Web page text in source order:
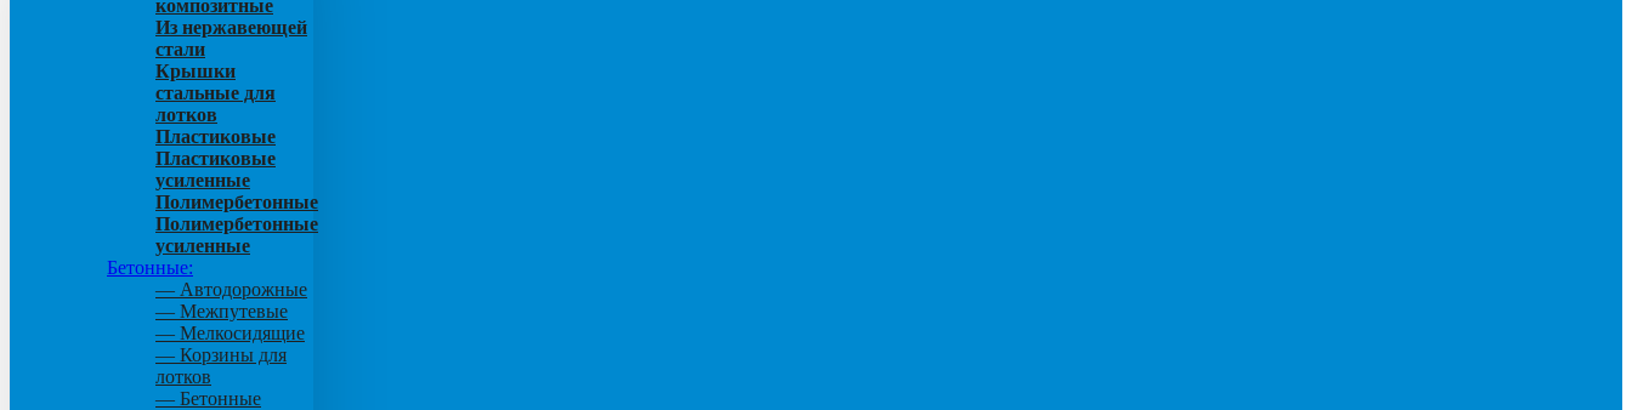
композитные
Из нержавеющей
стали
Крышки
стальные для
лотков
Пластиковые
Пластиковые
усиленные
Полимербетонные
Полимербетонные
усиленные
Бетонные:
— Автодорожные
— Межпутевые
— Мелкосидящие
— Корзины для
лотков
— Бетонные